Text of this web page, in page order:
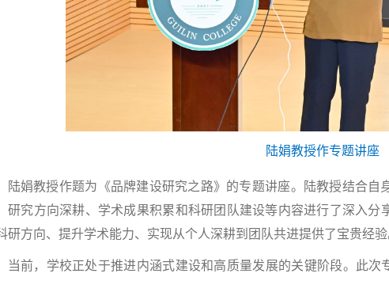
陆娟教授作专题讲座
陆娟教授作题为《品牌建设研究之路》的专题讲座。陆教授结合
研究方向深耕、学术成果积累和科研团队建设等内容进行了深入
研方向、提升学术能力、实现从个人深耕到团队共进提供了宝贵经验
当前，学校正处于推进内涵式建设和高质量发展的关键阶段。此次